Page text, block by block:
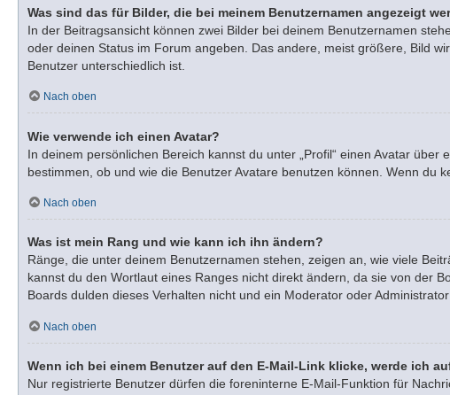
Was sind das für Bilder, die bei meinem Benutzernamen angezeigt
In der Beitragsansicht können zwei Bilder bei deinem Benutzernamen
oder deinen Status im Forum angeben. Das andere, meist größere, Bild
Benutzer unterschiedlich ist.
Nach oben
Wie verwende ich einen Avatar?
In deinem persönlichen Bereich kannst du unter „Profil“ einen Avatar
bestimmen, ob und wie die Benutzer Avatare benutzen können. Wenn du
Nach oben
Was ist mein Rang und wie kann ich ihn ändern?
Ränge, die unter deinem Benutzernamen stehen, zeigen an, wie viele
kannst du den Wortlaut eines Ranges nicht direkt ändern, da sie von der
Boards dulden dieses Verhalten nicht und ein Moderator oder
Nach oben
Wenn ich bei einem Benutzer auf den E-Mail-Link klicke, werde ich
Nur registrierte Benutzer dürfen die foreninterne E-Mail-Funktion für